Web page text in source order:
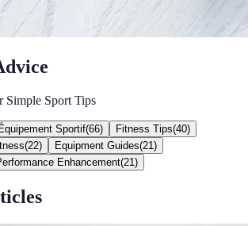
Simple Sport Tips
Équipement Sportif(66) Fitness Tips(40)
(22) Equipment Guides(21 )
Enhancement(21 )